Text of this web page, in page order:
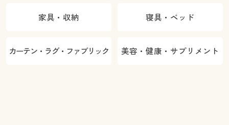
家具・収納 寝具・ベッド
カーテン・ラグ・ファブリック 美容・健康・サプリメント